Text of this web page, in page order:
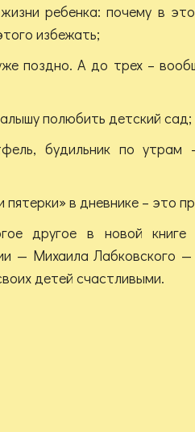
ребенка: почему в
избежать;
поздно. А до трех –
полюбить детский сад;
будильник по утрам
пятерки» в дневнике – это
другое в новой книге
— Михаила Лабковского
детей счастливыми.